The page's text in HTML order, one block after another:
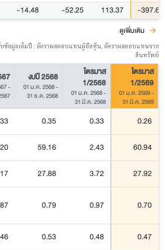
-14.48 -52.25 113.37 -397.62
ดูเพิ่มเติม
ข้อมูลเต็มปี : อัตราผลตอบแทนผู้ถือหุ้น, อัตราผลตอบแทนจาก
สินทรัพย์
-
งบปี 2568
01 ม.ค. 2568-
31 ธ.ค. 2568
ไตรมาส
1/2568
01 ม.ค. 2568-
31 มี.ค. 2568
ไตรมาส
1/2569
01 ม.ค. 2569-
31 มี.ค. 2569
0.35 0.33 0.26
59.16 2.43 60.94
27.88 3.72 27.92
0.79 0.97 0.70
0.53 0.48 0.47